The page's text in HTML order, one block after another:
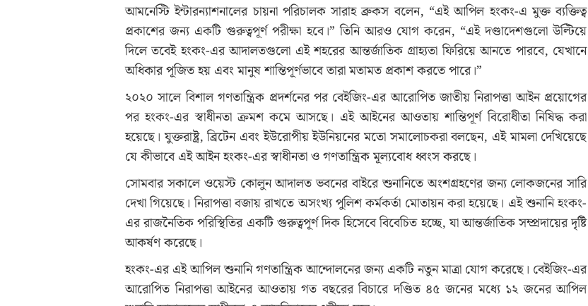
আমনেস্টি ইন্টারন্যাশনালের চায়না পরিচালক সারাহ ব্রুকস বলেন, “এই আপিল হংকং-এ মুক্ত ব্যক্তিত্ব
প্রকাশের জন্য একটি গুরুত্বপূর্ণ পরীক্ষা হবে।” তিনি আরও যোগ করেন, “এই দণ্ডাদেশগুলো উল্টিয়ে
দিলে তবেই হংকং-এর আদালতগুলো এই শহরের আন্তর্জাতিক গ্রাহ্যতা ফিরিয়ে আনতে পারবে, যেখানে
অধিকার পূজিত হয় এবং মানুষ শান্তিপূর্ণভাবে তারা মতামত প্রকাশ করতে পারে।”
২০২০ সালে বিশাল গণতান্ত্রিক প্রদর্শনের পর বেইজিং-এর আরোপিত জাতীয় নিরাপত্তা আইন প্রয়োগের
পর হংকং-এর স্বাধীনতা ক্রমশ কমে আসছে। এই আইনের আওতায় শান্তিপূর্ণ বিরোধীতা নিষিদ্ধ করা
হয়েছে। যুক্তরাষ্ট্র, ব্রিটেন এবং ইউরোপীয় ইউনিয়নের মতো সমালোচকরা বলছেন, এই মামলা দেখিয়েছে
যে কীভাবে এই আইন হংকং-এর স্বাধীনতা ও গণতান্ত্রিক মূল্যবোধ ধ্বংস করছে।
সোমবার সকালে ওয়েস্ট কোলুন আদালত ভবনের বাইরে শুনানিতে অংশগ্রহণের জন্য লোকজনের সারি
দেখা গিয়েছে। নিরাপত্তা বজায় রাখতে অসংখ্য পুলিশ কর্মকর্তা মোতায়ন করা হয়েছে। এই শুনানি হংকং-
এর রাজনৈতিক পরিস্থিতির একটি গুরুত্বপূর্ণ দিক হিসেবে বিবেচিত হচ্ছে, যা আন্তর্জাতিক সম্প্রদায়ের দৃষ্টি
আকর্ষণ করেছে।
হংকং-এর এই আপিল শুনানি গণতান্ত্রিক আন্দোলনের জন্য একটি নতুন মাত্রা যোগ করেছে। বেইজিং-এর
আরোপিত নিরাপত্তা আইনের আওতায় গত বছরের বিচারে দণ্ডিত ৪৫ জনের মধ্যে ১২ জনের আপিল